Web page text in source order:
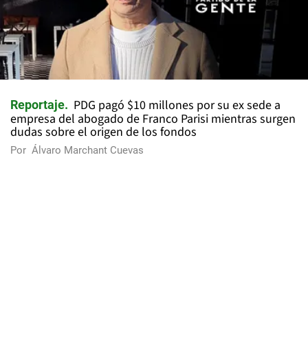
Reportaje
PDG pagó $10 millones por su ex sede a
empresa del abogado de Franco Parisi mientras surgen
dudas sobre el origen de los fondos
Por Álvaro Marchant Cuevas